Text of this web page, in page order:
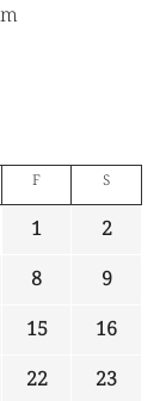
F S
1
2
8
9
15
16
22
23